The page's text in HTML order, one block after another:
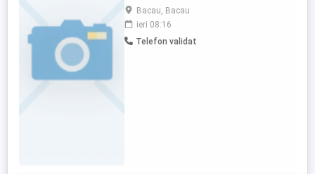
Experienta in domeniu constituie avantaj.
Detalii la telefon
Bacau, Bacau
ieri 08:16
Telefon validat